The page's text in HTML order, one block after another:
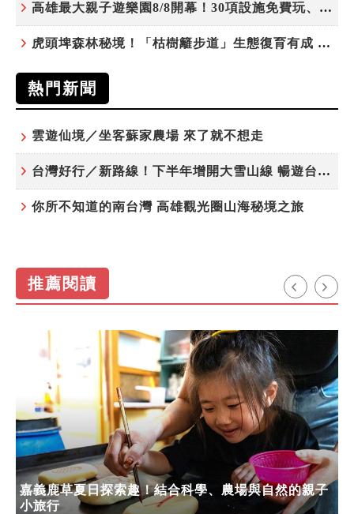
高雄最大親子遊樂園8/8開幕！30項設施免費玩、YOYO家族嗨翻暑假
虎頭埤森林秘境！「枯樹籬步道」生態復育有成 走進大自然生命教室
熱門新聞
雲遊仙境／坐客蘇家農場 來了就不想走
台灣好行／新路線！下半年增開大雪山線 暢遊台中更便利
你所不知道的南台灣 高雄觀光圈山海秘境之旅
推薦閱讀
嘉義鹿草夏日探索趣！結合科學、農場與自然的親子
小旅行